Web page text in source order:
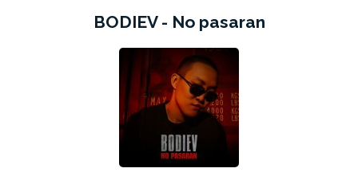
BODIEV - No pasaran